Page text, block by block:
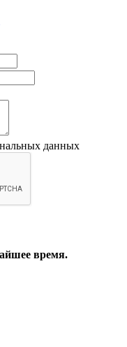
данных
время.